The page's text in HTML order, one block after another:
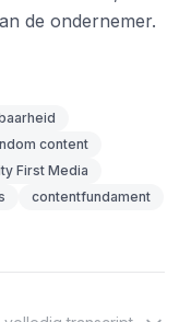
de ondernemer.
content
First Media
contentfundament